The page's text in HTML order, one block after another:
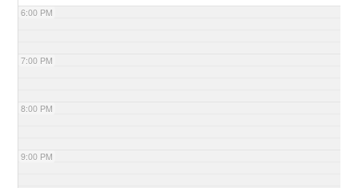
6:00 PM
7:00 PM
8:00 PM
9:00 PM